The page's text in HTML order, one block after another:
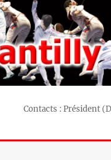
Contacts : Président